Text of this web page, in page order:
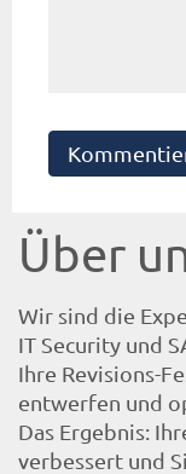
Über
Wir sind die
IT Security und
Ihre Revisions-
entwerfen und
Das Ergebnis:
verbessert und